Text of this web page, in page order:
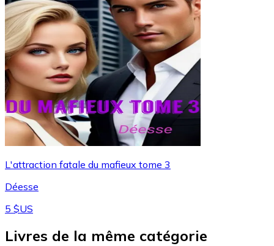
L'attraction fatale du mafieux tome 3
Déesse
5 $US
Livres de la même catégorie